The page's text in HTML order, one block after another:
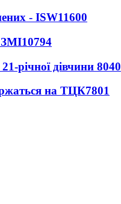
- ISW11600
ЗМІ10794
річної дівчини 8040
на ТЦК7801